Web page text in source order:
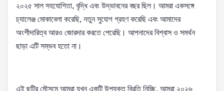
২০২৫ সাল সহযোগিতা, বৃদ্ধি এবং উদ্ভাবনের বছর ছিল। আমরা একসঙ্গে
চ্যালেঞ্জ মোকাবেলা করেছি, নতুন সুযোগ গ্রহণ করেছি এবং আমাদের
অংশীদারিত্ব আরও জোরদার করতে পেরেছি। আপনাদের বিশ্বাস ও সমর্থন
ছাড়া এটি সম্ভব হতো না।
এই ছুটির মৌসুমে আমরা যখন একটি উপযুক্ত বিরতি নিচ্ছি, আমরা ২০২৬